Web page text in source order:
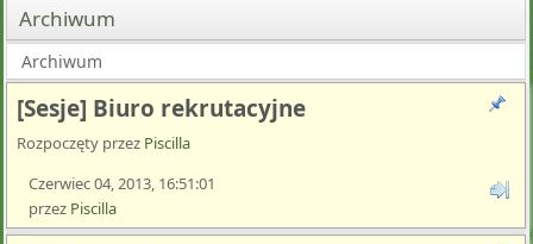
Archiwum
Archiwum
[Sesje] Biuro rekrutacyjne
Rozpoczęty przez Piscilla
Czerwiec 04, 2013, 16:51:01
przez Piscilla